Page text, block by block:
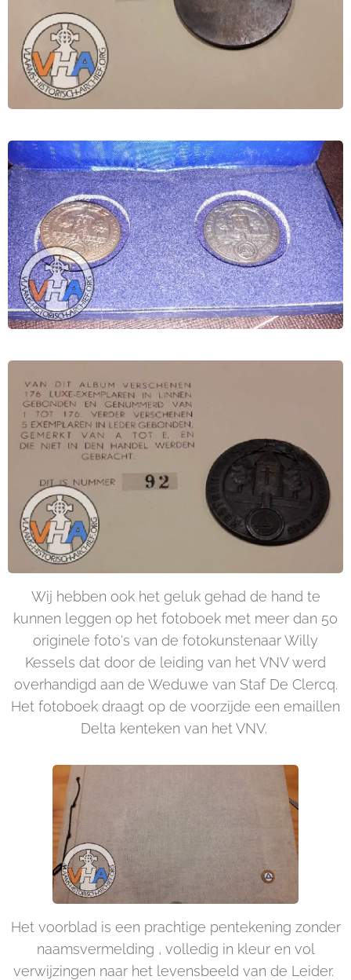
Wij hebben ook het geluk gehad de hand te
kunnen leggen op het fotoboek met meer dan 50
originele foto's van de fotokunstenaar Willy
Kessels dat door de leiding van het VNV werd
overhandigd aan de Weduwe van Staf De Clercq.
Het fotoboek draagt op de voorzijde een emaillen
Delta kenteken van het VNV.
Het voorblad is een prachtige pentekening zonder
naamsvermelding , volledig in kleur en vol
verwijzingen naar het levensbeeld van de Leider.